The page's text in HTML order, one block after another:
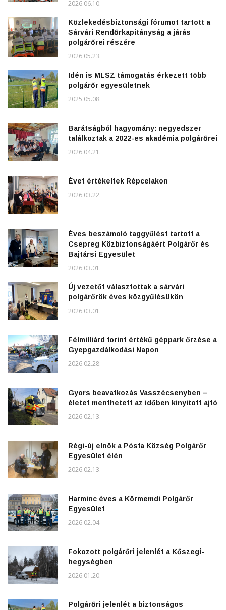
2026.06.10.
Közlekedésbiztonsági fórumot tartott a
Sárvári Rendőrkapitányság a járás
polgárőrei részére
2026.05.23.
Idén is MLSZ támogatás érkezett több
polgárőr egyesületnek
2025.05.08.
Barátságból hagyomány: negyedszer
találkoztak a 2022-es akadémia polgárőrei
2026.04.21.
Évet értékeltek Répcelakon
2026.03.22.
Éves beszámoló taggyűlést tartott a
Csepreg Közbiztonságáért Polgárőr és
Bajtársi Egyesület
2026.03.01.
Új vezetőt választottak a sárvári
polgárőrök éves közgyűlésükön
2026.03.01.
Félmilliárd forint értékű géppark őrzése a
Gyepgazdálkodási Napon
2026.02.28.
Gyors beavatkozás Vasszécsenyben –
életet menthetett az időben kinyitott ajtó
2026.02.13.
Régi-új elnök a Pósfa Község Polgárőr
Egyesület élén
2026.02.13.
Harminc éves a Körmemdi Polgárőr
Egyesület
2026.02.04.
Fokozott polgárőri jelenlét a Kőszegi-
hegységben
2026.01.20.
Polgárőri jelenlét a biztonságos